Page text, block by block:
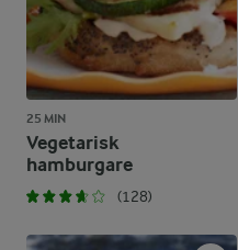
25 MIN
Vegetarisk
hamburgare
(128)